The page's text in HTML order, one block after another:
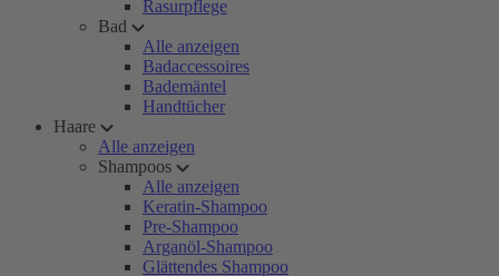
Rasurpflege
Bad
Alle anzeigen
Badaccessoires
Bademäntel
Handtücher
Haare
Alle anzeigen
Shampoos
Alle anzeigen
Keratin-Shampoo
Pre-Shampoo
Arganöl-Shampoo
Glättendes Shampoo